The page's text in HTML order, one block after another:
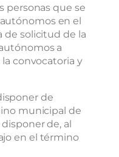
personas que se
en el
de solicitud de la
a
convocatoria y
de
municipal de
disponer de, al
en el término